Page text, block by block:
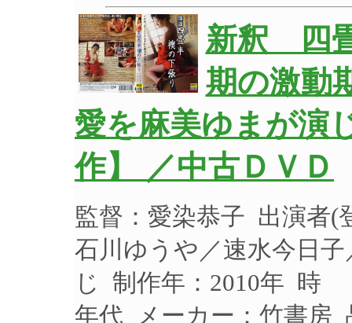
新釈 四
期の激動
愛を麻美ゆまが演
作】 ／中古ＤＶＤ
監督：愛染恭子 出演者(
石川ゆうや／速水今日
じ 制作年：2010年 時
年代 メーカー：竹書房